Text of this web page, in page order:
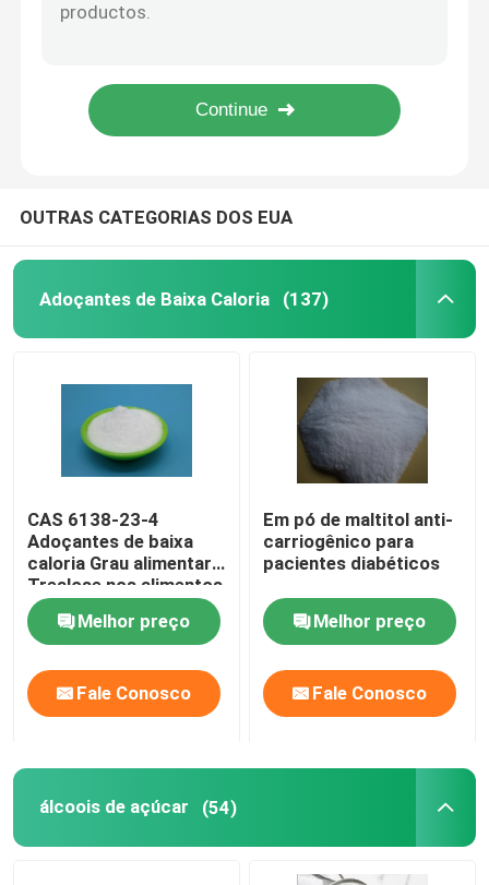
Isomaltooligossacarídeo IMO
Xilooligossacarídeo XOS
Galactooligossacarídeo GOS
Resinas sintéticas
Fibras de concreto armado
Adição concreta
Produtos geossintéticos
OUTRAS CATEGORIAS DOS EUA
Adoçantes de Baixa Caloria (137)
CAS 6138-23-4
Adoçantes de baixa
caloria Grau alimentar
Trealose nos alimentos
Melhor preço
Fale Conosco
Em pó de maltitol anti-
carriogênico para
pacientes diabéticos
Melhor preço
Fale Conosco
álcoois de açúcar (54)